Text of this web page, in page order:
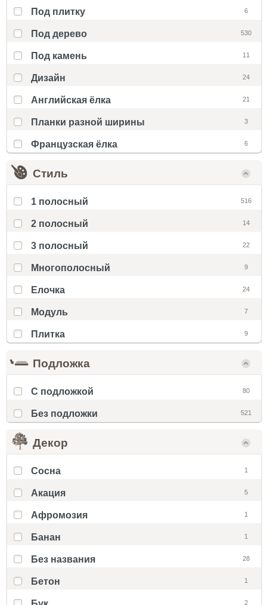
Под плитку 6
Под дерево 530
Под камень 11
Дизайн 24
Английская ёлка 21
Планки разной ширины 3
Французская ёлка 6
Стиль
1 полосный 516
2 полосный 14
3 полосный 22
Многополосный 9
Елочка 24
Модуль 7
Плитка 9
Подложка
С подложкой 80
Без подложки 521
Декор
Cосна 1
Акация 5
Афромозия 1
Банан 1
Без названия 28
Бетон 1
2